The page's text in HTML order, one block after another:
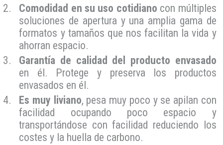
Comodidad en su uso cotidiano con múltiples
soluciones de apertura y una amplia gama de
formatos y tamaños que nos facilitan la vida y
ahorran espacio.
Garantía de calidad del producto envasado
en él. Protege y preserva los productos
envasados en él.
Es muy liviano, pesa muy poco y se apilan con
facilidad ocupando poco espacio y
transportándose con facilidad reduciendo los
costes y la huella de carbono.